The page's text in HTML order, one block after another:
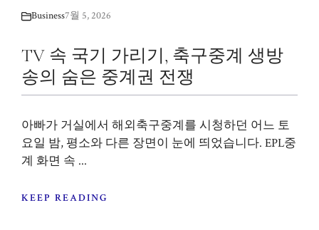
Business7월 5, 2026
TV 속 국기 가리기, 축구중계 생방
송의 숨은 중계권 전쟁
아빠가 거실에서 해외축구중계를 시청하던 어느 토
요일 밤, 평소와 다른 장면이 눈에 띄었습니다. EPL중
계 화면 속 ...
KEEP READING